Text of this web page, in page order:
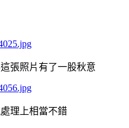
張照片有了一股秋意
理上相當不錯